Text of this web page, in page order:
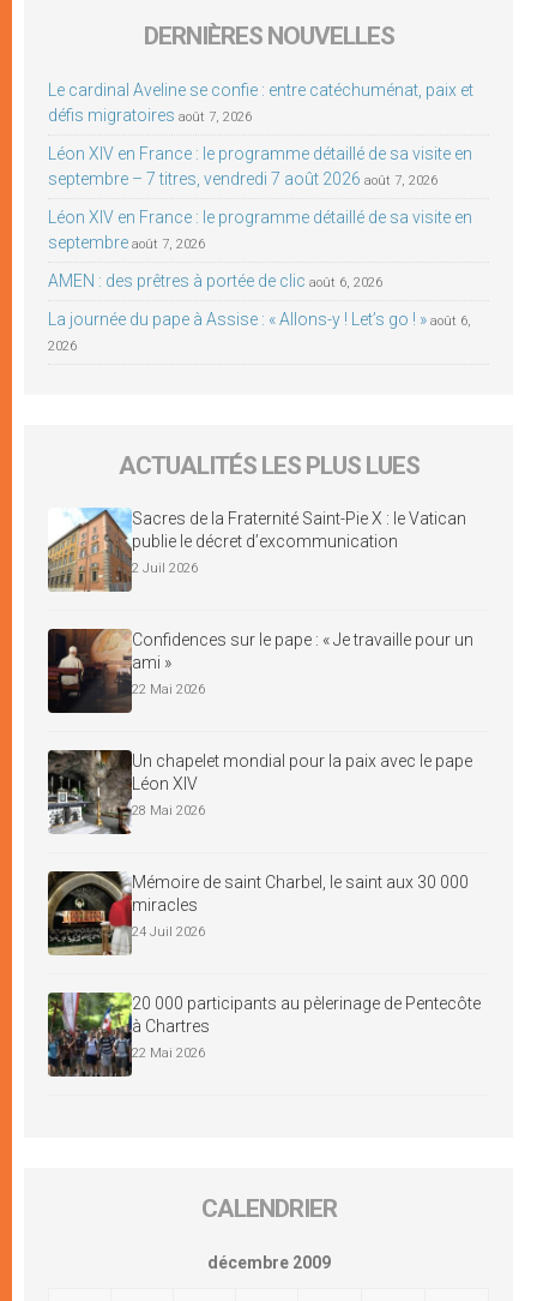
DERNIÈRES NOUVELLES
Le cardinal Aveline se confie : entre catéchuménat, paix et
défis migratoires août 7, 2026
Léon XIV en France : le programme détaillé de sa visite en
septembre – 7 titres, vendredi 7 août 2026 août 7, 2026
Léon XIV en France : le programme détaillé de sa visite en
septembre août 7, 2026
AMEN : des prêtres à portée de clic août 6, 2026
La journée du pape à Assise : « Allons-y ! Let’s go ! » août 6,
2026
ACTUALITÉS LES PLUS LUES
Sacres de la Fraternité Saint-Pie X : le Vatican
publie le décret d’excommunication
2 Juil 2026
Confidences sur le pape : « Je travaille pour un
ami »
22 Mai 2026
Un chapelet mondial pour la paix avec le pape
Léon XIV
28 Mai 2026
Mémoire de saint Charbel, le saint aux 30 000
miracles
24 Juil 2026
20 000 participants au pèlerinage de Pentecôte
à Chartres
22 Mai 2026
CALENDRIER
décembre 2009